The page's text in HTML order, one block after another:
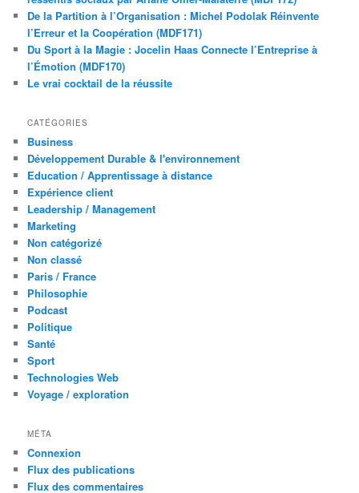
De la Partition à l’Organisation : Michel Podolak Réinvente
l’Erreur et la Coopération (MDF171)
Du Sport à la Magie : Jocelin Haas Connecte l’Entreprise à
l’Émotion (MDF170)
Le vrai cocktail de la réussite
CATÉGORIES
Business
Développement Durable & l'environnement
Education / Apprentissage à distance
Expérience client
Leadership / Management
Marketing
Non catégorizé
Non classé
Paris / France
Philosophie
Podcast
Politique
Santé
Sport
Technologies Web
Voyage / exploration
MÉTA
Connexion
Flux des publications
Flux des commentaires